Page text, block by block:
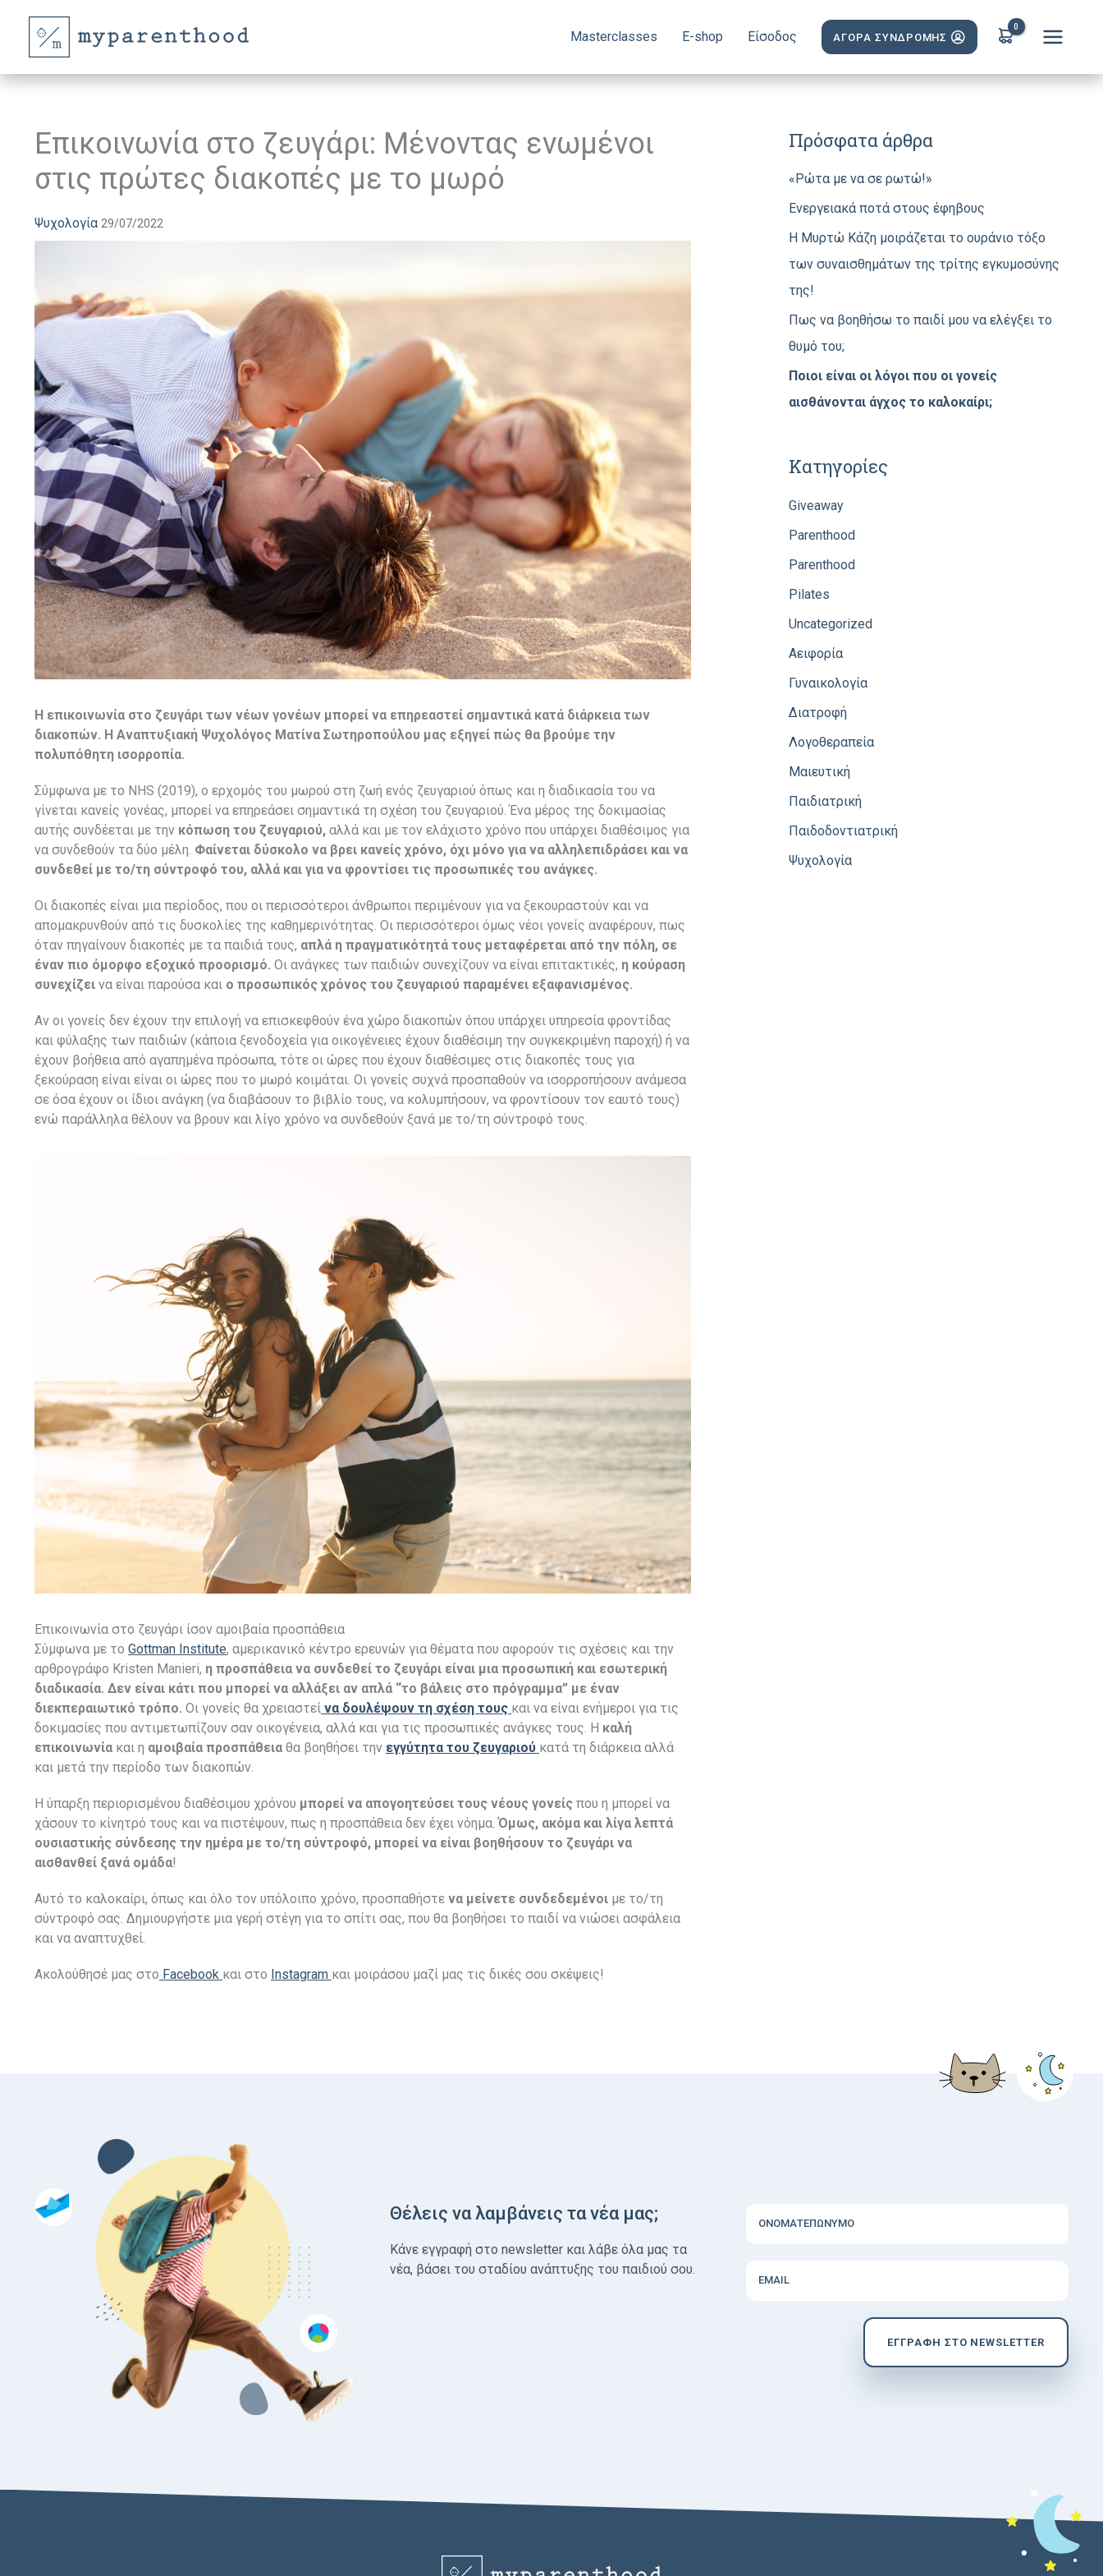
περιεχόμενο
Masterclasses E-shop Είσοδος ΑΓΟΡΑ ΣΥΝΔΡΟΜΗΣ
Eπικοινωνία στο ζευγάρι: Μένοντας ενωμένοι
στις πρώτες διακοπές με το μωρό
29/07/2022
Ψυχολογία
Η επικοινωνία στο ζευγάρι των νέων γονέων μπορεί να επηρεαστεί σημαντικά κατά διάρκεια των
διακοπών. Η Αναπτυξιακή Ψυχολόγος Ματίνα Σωτηροπούλου μας εξηγεί πώς θα βρούμε την
πολυπόθητη ισορροπία.
Σύμφωνα με το NHS (2019), ο ερχομός του μωρού στη ζωή ενός ζευγαριού όπως και η διαδικασία του να
γίνεται κανείς γονέας, μπορεί να επηρεάσει σημαντικά τη σχέση του ζευγαριού. Ένα μέρος της δοκιμασίας
αυτής συνδέεται με την κόπωση του ζευγαριού, αλλά και με τον ελάχιστο χρόνο που υπάρχει διαθέσιμος για
να συνδεθούν τα δύο μέλη. Φαίνεται δύσκολο να βρει κανείς χρόνο, όχι μόνο για να αλληλεπιδράσει και να
συνδεθεί με το/τη σύντροφό του, αλλά και για να φροντίσει τις προσωπικές του ανάγκες.
Οι διακοπές είναι μια περίοδος, που οι περισσότεροι άνθρωποι περιμένουν για να ξεκουραστούν και να
απομακρυνθούν από τις δυσκολίες της καθημερινότητας. Οι περισσότεροι όμως νέοι γονείς αναφέρουν, πως
όταν πηγαίνουν διακοπές με τα παιδιά τους, απλά η πραγματικότητά τους μεταφέρεται από την πόλη, σε
έναν πιο όμορφο εξοχικό προορισμό. Οι ανάγκες των παιδιών συνεχίζουν να είναι επιτακτικές, η κούραση
συνεχίζει να είναι παρούσα και ο προσωπικός χρόνος του ζευγαριού παραμένει εξαφανισμένος.
Αν οι γονείς δεν έχουν την επιλογή να επισκεφθούν ένα χώρο διακοπών όπου υπάρχει υπηρεσία φροντίδας
και φύλαξης των παιδιών (κάποια ξενοδοχεία για οικογένειες έχουν διαθέσιμη την συγκεκριμένη παροχή) ή να
έχουν βοήθεια από αγαπημένα πρόσωπα, τότε οι ώρες που έχουν διαθέσιμες στις διακοπές τους για
ξεκούραση είναι είναι οι ώρες που το μωρό κοιμάται. Οι γονείς συχνά προσπαθούν να ισορροπήσουν ανάμεσα
σε όσα έχουν οι ίδιοι ανάγκη (να διαβάσουν το βιβλίο τους, να κολυμπήσουν, να φροντίσουν τον εαυτό τους)
ενώ παράλληλα θέλουν να βρουν και λίγο χρόνο να συνδεθούν ξανά με το/τη σύντροφό τους.
Επικοινωνία στο ζευγάρι ίσον αμοιβαία προσπάθεια
Σύμφωνα με το Gottman Institute, αμερικανικό κέντρο ερευνών για θέματα που αφορούν τις σχέσεις και την
αρθρογράφο Kristen Manieri, η προσπάθεια να συνδεθεί το ζευγάρι είναι μια προσωπική και εσωτερική
διαδικασία. Δεν είναι κάτι που μπορεί να αλλάξει αν απλά “το βάλεις στο πρόγραμμα” με έναν
διεκπεραιωτικό τρόπο. Οι γονείς θα χρειαστεί να δουλέψουν τη σχέση τους και να είναι ενήμεροι για τις
δοκιμασίες που αντιμετωπίζουν σαν οικογένεια, αλλά και για τις προσωπικές ανάγκες τους. Η καλή
επικοινωνία και η αμοιβαία προσπάθεια θα βοηθήσει την εγγύτητα του ζευγαριού κατά τη διάρκεια αλλά
και μετά την περίοδο των διακοπών.
Η ύπαρξη περιορισμένου διαθέσιμου χρόνου μπορεί να απογοητεύσει τους νέους γονείς που η μπορεί να
χάσουν το κίνητρό τους και να πιστέψουν, πως η προσπάθεια δεν έχει νόημα. Όμως, ακόμα και λίγα λεπτά
ουσιαστικής σύνδεσης την ημέρα με το/τη σύντροφό, μπορεί να είναι βοηθήσουν το ζευγάρι να
αισθανθεί ξανά ομάδα!
Αυτό το καλοκαίρι, όπως και όλο τον υπόλοιπο χρόνο, προσπαθήστε να μείνετε συνδεδεμένοι με το/τη
σύντροφό σας. Δημιουργήστε μια γερή στέγη για το σπίτι σας, που θα βοηθήσει το παιδί να νιώσει ασφάλεια
και να αναπτυχθεί.
Ακολούθησέ μας στο Facebook και στο Instagram και μοιράσου μαζί μας τις δικές σου σκέψεις!
Πρόσφατα άρθρα
«Ρώτα με να σε ρωτώ!»
Ενεργειακά ποτά στους έφηβους
H Mυρτώ Κάζη μοιράζεται το ουράνιο τόξο
των συναισθημάτων της τρίτης εγκυμοσύνης
της!
Πως να βοηθήσω το παιδί μου να ελέγξει το
θυμό του;
Ποιοι είναι οι λόγοι που οι γονείς
αισθάνονται άγχος το καλοκαίρι;
Kατηγορίες
Giveaway
Parenthood
Parenthood
Pilates
Uncategorized
Αειφορία
Γυναικολογία
Διατροφή
Λογοθεραπεία
Μαιευτική
Παιδιατρική
Παιδοδοντιατρική
Ψυχολογία
Θέλεις να λαμβάνεις τα νέα μας;
Κάνε εγγραφή στο newsletter και λάβε όλα μας τα
νέα, βάσει του σταδίου ανάπτυξης του παιδιού σου.
ΟΝΟΜΑΤΕΠΩΝΥΜΟ
EMAIL
EΓΓΡΑΦΗ ΣΤΟ NEWSLETTER